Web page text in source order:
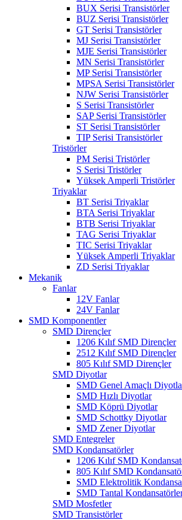
BUX Serisi Transistörler
BUZ Serisi Transistörler
GT Serisi Transistörler
MJ Serisi Transistörler
MJE Serisi Transistörler
MN Serisi Transistörler
MP Serisi Transistörler
MPSA Serisi Transistörler
NJW Serisi Transistörler
S Serisi Transistörler
SAP Serisi Transistörler
ST Serisi Transistörler
TIP Serisi Transistörler
Tristörler
PM Serisi Tristörler
S Serisi Tristörler
Yüksek Amperli Tristörler
Triyaklar
BT Serisi Triyaklar
BTA Serisi Triyaklar
BTB Serisi Triyaklar
TAG Serisi Triyaklar
TIC Serisi Triyaklar
Yüksek Amperli Triyaklar
ZD Serisi Triyaklar
Mekanik
Fanlar
12V Fanlar
24V Fanlar
SMD Komponentler
SMD Dirençler
1206 Kılıf SMD Dirençler
2512 Kılıf SMD Dirençler
805 Kılıf SMD Dirençler
SMD Diyotlar
SMD Genel Amaçlı
SMD Hızlı Diyotlar
SMD Köprü Diyotlar
SMD Schottky Diyotlar
SMD Zener Diyotlar
SMD Entegreler
SMD Kondansatörler
1206 Kılıf SMD
805 Kılıf SMD
SMD Elektrolitik
SMD Tantal
SMD Mosfetler
SMD Transistörler